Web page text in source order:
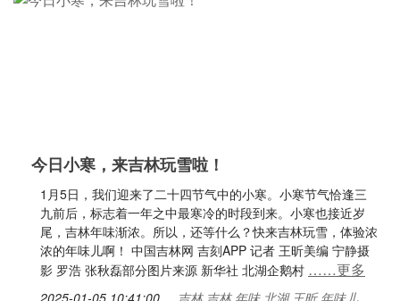
今日小寒，来吉林玩雪啦！
1月5日，我们迎来了二十四节气中的小寒。小寒节气恰逢三
九前后，标志着一年之中最寒冷的时段到来。小寒也接近岁
尾，吉林年味渐浓。所以，还等什么？快来吉林玩雪，体验浓
浓的年味儿啊！ 中国吉林网 吉刻APP 记者 王昕美编 宁静摄
影 罗浩 张秋磊部分图片来源 新华社 北湖企鹅村 ……更多
2025-01-05 10:41:00 吉林,吉林,年味,北湖,王昕,年味儿